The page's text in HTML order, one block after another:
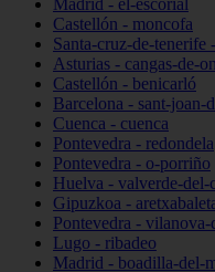
Madrid - el-escorial
Castellón - moncofa
Santa-cruz-de-tenerife
Asturias - cangas-de-
Castellón - benicarló
Barcelona - sant-joan-
Cuenca - cuenca
Pontevedra - redondela
Pontevedra - o-porriño
Huelva - valverde-del-
Gipuzkoa -
Pontevedra - vilanova-
Lugo - ribadeo
Madrid - boadilla-del-